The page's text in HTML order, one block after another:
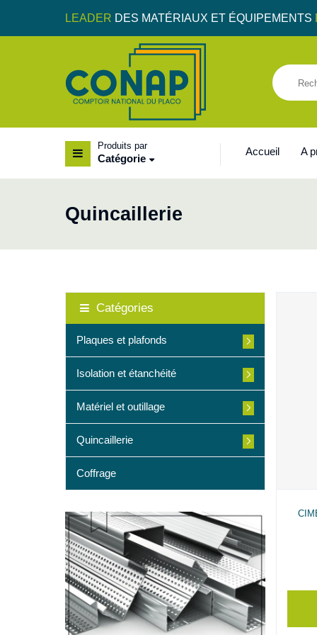
LEADER DES MATÉRIAUX ET ÉQUIPEMENTS
Produits par
Catégorie
Accueil A
Quincaillerie
Catégories
Plaques et plafonds
Isolation et étanchéité
Matériel et outillage
Quincaillerie
Coffrage